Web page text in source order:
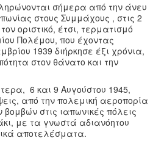
σήμερα από την άνευ
στους Συμμάχους , στις 2
οριστικό, έτσι, τερματισμό
Πολέμου, που έχοντας
1939 διήρκησε έξι χρόνια,
στον θάνατο και την
6 και 9 Αυγούστου 1945,
από την πολεμική αεροπορία
στις ιαπωνικές πόλεις
με τα γνωστά αδιανόητου
αποτελέσματα.